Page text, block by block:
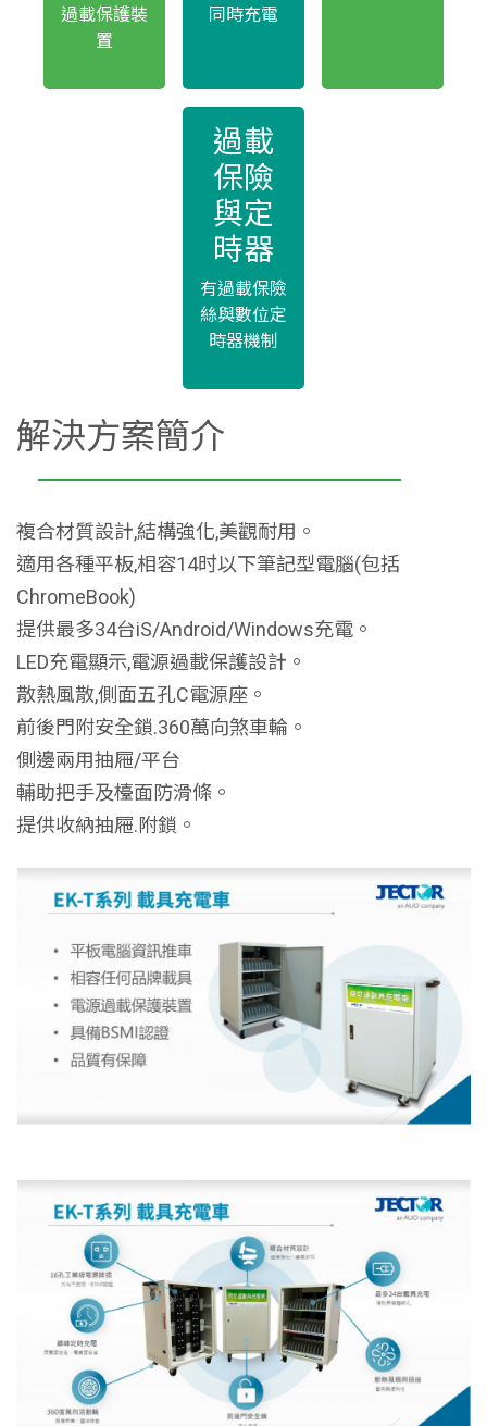
過載保護裝
置
同時充電
過載
保險
與定
時器
有過載保險
絲與數位定
時器機制
解決方案簡介
複合材質設計,結構強化,美觀耐用。
適用各種平板,相容14时以下筆記型電腦(包括
ChromeBook)
提供最多34台iS/Android/Windows充電。
LED充電顯示,電源過載保護設計。
散熱風散,側面五孔C電源座。
前後門附安全鎖.360萬向煞車輪。
側邊兩用抽屜/平台
輔助把手及檯面防滑條。
提供收納抽屜.附鎖。